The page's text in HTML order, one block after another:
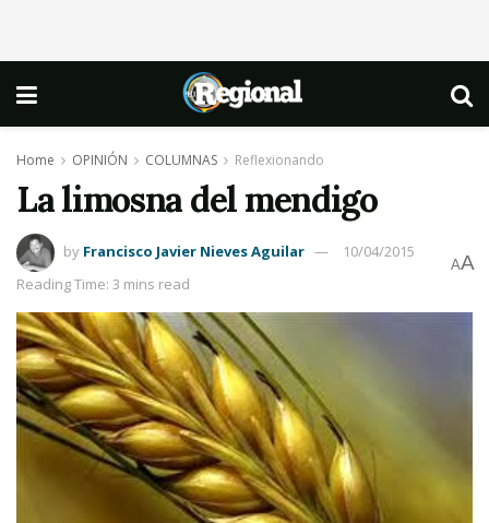
Home OPINIÓN COLUMNAS Reflexionando
La limosna del mendigo
by Francisco Javier Nieves Aguilar
10/04/2015
Reading Time: 3 mins read
AA